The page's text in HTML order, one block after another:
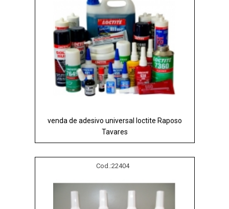
venda de adesivo universal loctite Raposo
Tavares
Cod.:22404